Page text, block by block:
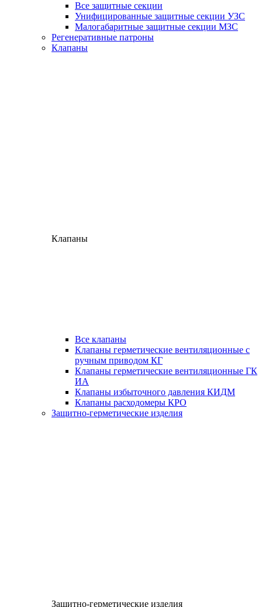
Все защитные секции
Унифицированные защитные секции УЗС
Малогабаритные защитные секции МЗС
Регенеративные патроны
Клапаны
Клапаны
Все клапаны
Клапаны герметические вентиляционные с
ручным приводом КГ
Клапаны герметические вентиляционные ГК
ИА
Клапаны избыточного давления КИДМ
Клапаны расходомеры КРО
Защитно-герметические изделия
Защитно-герметические изделия